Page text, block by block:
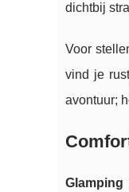
dichtbij
Voor
vind je
avontuur;